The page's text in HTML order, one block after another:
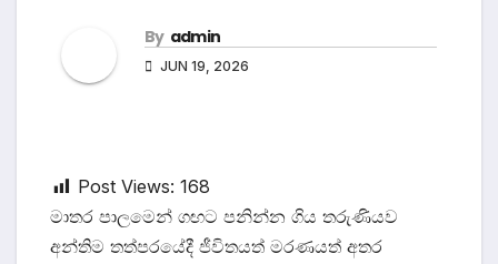
By admin
JUN 19, 2026
Post Views: 168
මාතර පාලමෙන් ගඟට පනින්න ගිය තරුණියව
අන්තිම තත්පරයේදී ජීවිතයත් මරණයත් අතර